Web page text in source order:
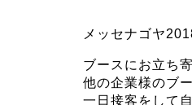
メッセナゴヤ
ブースにお立ち
他の企業様のブ
一日接客をして